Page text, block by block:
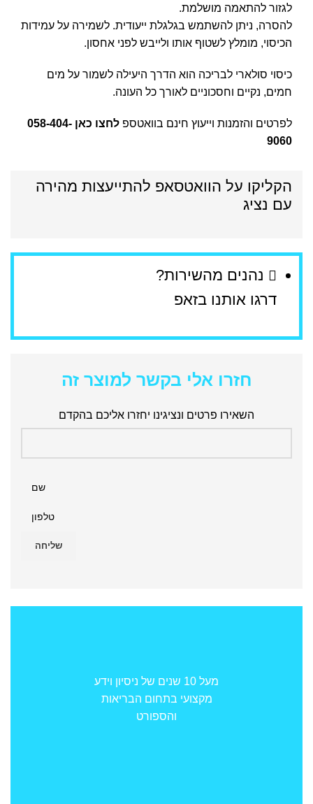
לגזור להתאמה מושלמת.
להסרה, ניתן להשתמש בגלגלת ייעודית. לשמירה על עמידות
הכיסוי, מומלץ לשטוף אותו ולייבש לפני אחסון.
כיסוי סולארי לבריכה הוא הדרך היעילה לשמור על מים
חמים, נקיים וחסכוניים לאורך כל העונה.
לפרטים והזמנות וייעוץ חינם בוואטספ לחצו כאן 058-404-
9060
הקליקו על הוואטסאפ להתייעצות מהירה
עם נציג
נהנים מהשירות?
דרגו אותנו בזאפ
חזרו אלי בקשר למוצר זה
השאירו פרטים ונציגינו יחזרו אליכם בהקדם
מעל 10 שנים של ניסיון וידע
מקצועי בתחום הבריאות
והספורט